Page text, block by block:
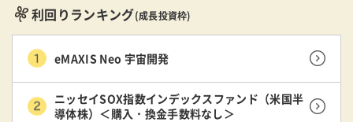
利回りランキング(成長投資枠)
eMAXIS Neo 宇宙開発
ニッセイSOX指数インデックスファンド（米国半
導体株）＜購入・換金手数料なし＞